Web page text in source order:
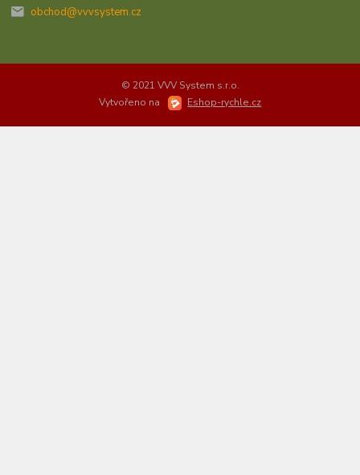
obchod@vvvsystem.cz
© 2021 VVV System s.r.o.
Vytvořeno na
Eshop-rychle.cz